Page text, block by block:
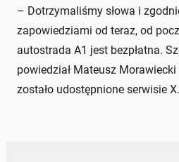
– Dotrzymaliśmy słowa i
zapowiedziami od teraz, od
autostrada A1 jest bezpłatna.
powiedział Mateusz
zostało udostępnione serwisie X.